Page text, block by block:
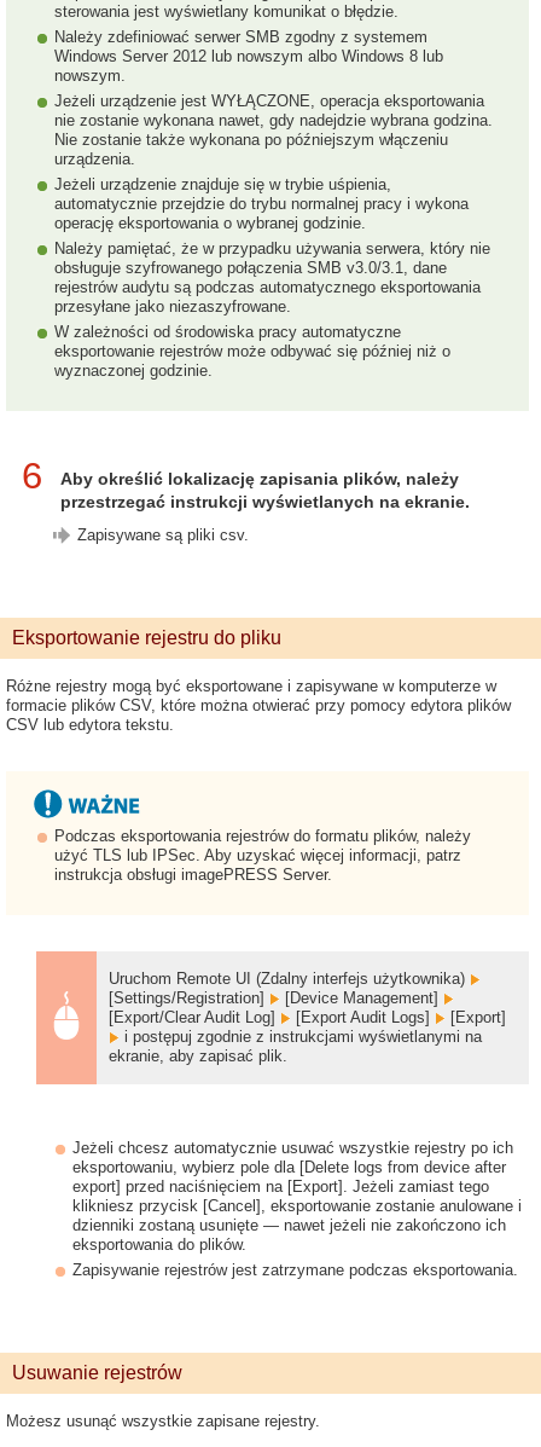
sterowania jest wyświetlany komunikat o błędzie.
Należy zdefiniować serwer SMB zgodny z systemem
Windows Server 2012 lub nowszym albo Windows 8 lub
nowszym.
Jeżeli urządzenie jest WYŁĄCZONE, operacja eksportowania
nie zostanie wykonana nawet, gdy nadejdzie wybrana godzina.
Nie zostanie także wykonana po późniejszym włączeniu
urządzenia.
Jeżeli urządzenie znajduje się w trybie uśpienia,
automatycznie przejdzie do trybu normalnej pracy i wykona
operację eksportowania o wybranej godzinie.
Należy pamiętać, że w przypadku używania serwera, który nie
obsługuje szyfrowanego połączenia SMB v3.0/3.1, dane
rejestrów audytu są podczas automatycznego eksportowania
przesyłane jako niezaszyfrowane.
W zależności od środowiska pracy automatyczne
eksportowanie rejestrów może odbywać się później niż o
wyznaczonej godzinie.
6
Aby określić lokalizację zapisania plików, należy
przestrzegać instrukcji wyświetlanych na ekranie.
Zapisywane są pliki csv.
Eksportowanie rejestru do pliku
Różne rejestry mogą być eksportowane i zapisywane w komputerze w
formacie plików CSV, które można otwierać przy pomocy edytora plików
CSV lub edytora tekstu.
Podczas eksportowania rejestrów do formatu plików, należy
użyć TLS lub IPSec. Aby uzyskać więcej informacji, patrz
instrukcja obsługi imagePRESS Server.
Uruchom Remote UI (Zdalny interfejs użytkownika)
[Settings/Registration]
[Device Management]
[Export/Clear Audit Log]
[Export Audit Logs]
[Export]
i postępuj zgodnie z instrukcjami wyświetlanymi na
ekranie, aby zapisać plik.
Jeżeli chcesz automatycznie usuwać wszystkie rejestry po ich
eksportowaniu, wybierz pole dla [Delete logs from device after
export] przed naciśnięciem na [Export]. Jeżeli zamiast tego
klikniesz przycisk [Cancel], eksportowanie zostanie anulowane i
dzienniki zostaną usunięte — nawet jeżeli nie zakończono ich
eksportowania do plików.
Zapisywanie rejestrów jest zatrzymane podczas eksportowania.
Usuwanie rejestrów
Możesz usunąć wszystkie zapisane rejestry.